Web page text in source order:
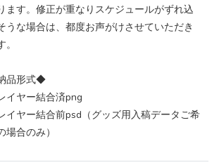
ます。修正が重なりスケジュールがずれ込
うな場合は、都度お声がけさせていただき
。
品形式◆
イヤー結合済png
イヤー結合前psd（グッズ用入稿データご希
場合のみ）